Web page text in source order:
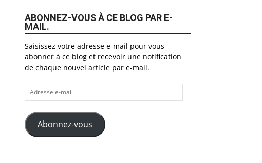
ABONNEZ-VOUS À CE BLOG PAR E-
MAIL.
Saisissez votre adresse e-mail pour vous
abonner à ce blog et recevoir une notification
de chaque nouvel article par e-mail.
Adresse
e-
mail
Abonnez-vous